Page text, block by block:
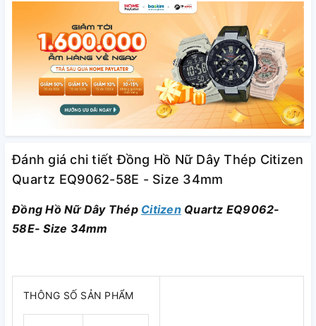
Đánh giá chi tiết Đồng Hồ Nữ Dây Thép Citizen
Quartz EQ9062-58E - Size 34mm
Đồng Hồ Nữ Dây Thép CitizenQuartz EQ9062-
58E- Size 34mm
THÔNG SỐ SẢN PHẨM